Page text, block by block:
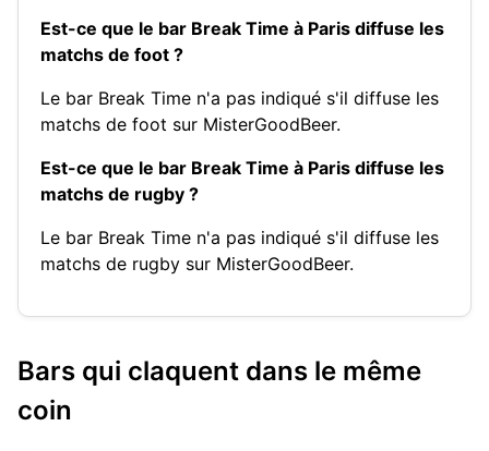
Est-ce que le bar Break Time à Paris diffuse les
matchs de foot ?
Le bar Break Time n'a pas indiqué s'il diffuse les
matchs de foot sur MisterGoodBeer.
Est-ce que le bar Break Time à Paris diffuse les
matchs de rugby ?
Le bar Break Time n'a pas indiqué s'il diffuse les
matchs de rugby sur MisterGoodBeer.
Bars qui claquent dans le même
coin